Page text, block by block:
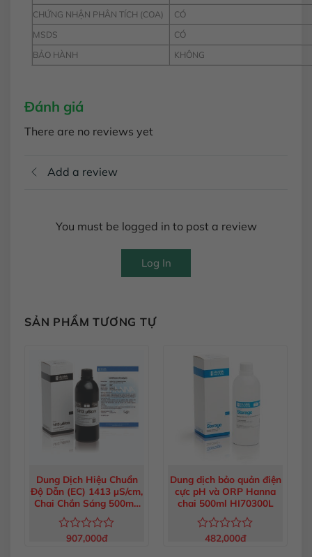
CHỨNG NHẬN PHÂN TÍCH (COA)
CÓ
MSDS
CÓ
BẢO HÀNH
KHÔNG
Đánh giá
There are no reviews yet
Add a review
You must be logged in to post a review
Log In
SẢN PHẨM TƯƠNG TỰ
Dung Dịch Hiệu Chuẩn
Độ Dẫn (EC) 1413 µS/cm,
Chai Chắn Sáng 500mL
HI6031
Được
907,000đ
Dung dịch bảo quản điện
cực pH và ORP Hanna
chai 500ml HI70300L
Được
482,000đ